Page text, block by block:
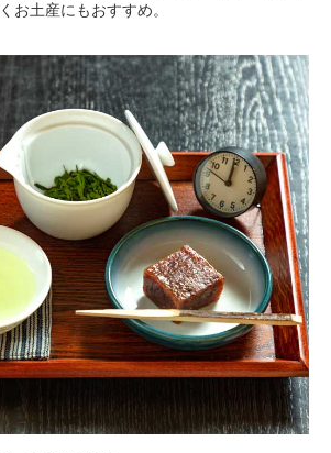
お土産にもおすすめ。